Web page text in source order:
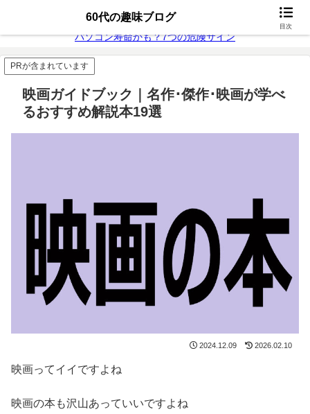
無料動画配信
パソコン寿命かも？7つの危険サイン
PRが含まれています
映画ガイドブック｜名作･傑作･映画が学べ
るおすすめ解説本19選
2024.12.09 2026.02.10
映画ってイイですよね
映画の本も沢山あっていいですよね
60代の趣味ブログ
目次